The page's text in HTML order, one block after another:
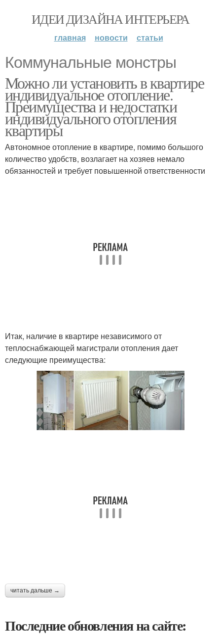
ИДЕИ ДИЗАЙНА ИНТЕРЬЕРА
главная новости статьи
Коммунальные монстры
Можно ли установить в квартире
индивидуальное отопление.
Преимущества и недостатки
индивидуального отопления
квартиры
Автономное отопление в квартире, помимо большого
количество удобств, возлагает на хозяев немало
обязанностей и требует повышенной ответственности
Итак, наличие в квартире независимого от
теплоснабжающей магистрали отопления дает
следующие преимущества:
читать дальше →
Последние обновления на сайте: